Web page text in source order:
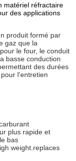
matériel réfractaire
des applications
produit formé par
gaz que la
le four, le conduit
basse conduction
des durées
l'entretien
plus rapide et
bas
weight.replaces